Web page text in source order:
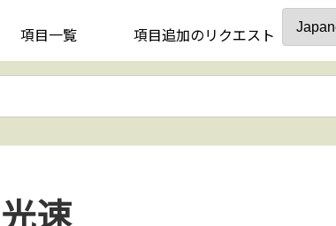
項目一覧 項目追加のリクエスト
光速